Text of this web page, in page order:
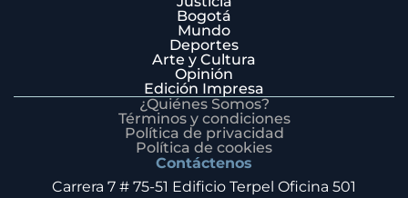
Bogotá
Mundo
Deportes
Arte y Cultura
Opinión
Edición Impresa
¿Quiénes Somos?
Términos y condiciones
Política de privacidad
Política de cookies
Contáctenos
Carrera 7 # 75-51 Edificio Terpel Oficina 501